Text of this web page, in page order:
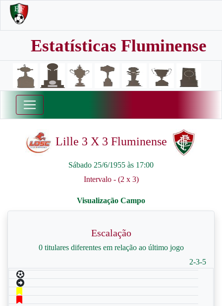
Estatísticas Fluminense
Lille 3 X 3 Fluminense
Sábado 25/6/1955 às 17:00
Intervalo - (2 x 3)
Escalação
0 titulares diferentes em relação ao último jogo
2-3-5